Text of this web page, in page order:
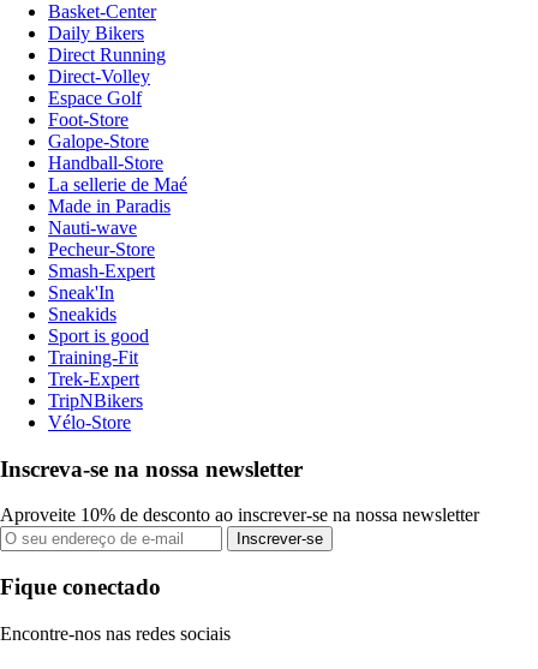
Basket-Center
Daily Bikers
Direct Running
Direct-Volley
Espace Golf
Foot-Store
Galope-Store
Handball-Store
La sellerie de Maé
Made in Paradis
Nauti-wave
Pecheur-Store
Smash-Expert
Sneak'In
Sneakids
Sport is good
Training-Fit
Trek-Expert
TripNBikers
Vélo-Store
Inscreva-se na nossa newsletter
Aproveite 10% de desconto ao inscrever-se na nossa newsletter
Inscrever-se
Fique conectado
Encontre-nos nas redes sociais